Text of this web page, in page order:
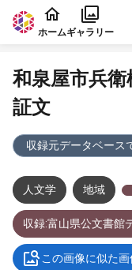
本文に飛ぶ
ホームギャラリー
和泉屋市兵衛
証文
収録元データベース
人文学 地域
収録:富山県公文書館
この画像に似た